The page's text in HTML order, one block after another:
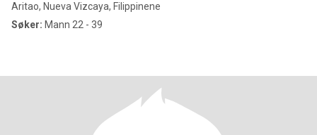
Aritao, Nueva Vizcaya, Filippinene
Søker: Mann 22 - 39